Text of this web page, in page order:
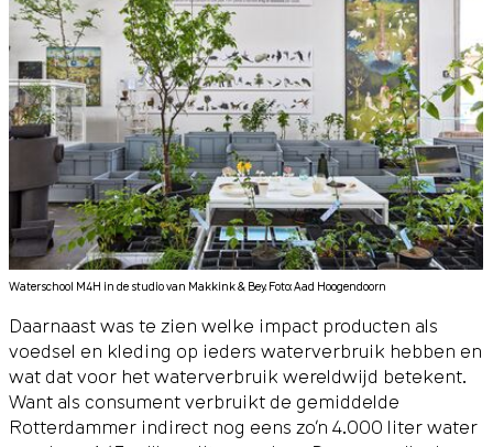
Waterschool M4H in de studio van Makkink & Bey. Foto: Aad Hoogendoorn
Daarnaast was te zien welke impact producten als
voedsel en kleding op ieders waterverbruik hebben en
wat dat voor het waterverbruik wereldwijd betekent.
Want als consument verbruikt de gemiddelde
Rotterdammer indirect nog eens zo’n 4.000 liter water